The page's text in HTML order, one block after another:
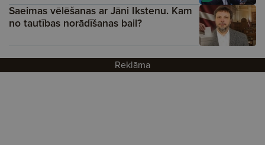
Saeimas vēlēšanas ar Jāni Ikstenu. Kam
no tautības norādīšanas bail?
Reklāma